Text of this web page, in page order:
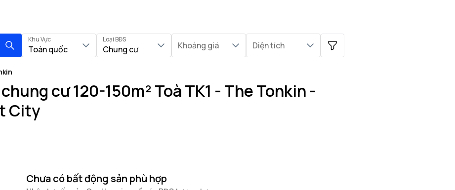
Khu Vực
Toàn quốc
Loại BĐS
Chung cư Khoảng giá Diện tích
cư 120-150m² Toà TK1 - The Tonkin -
City
Chưa có bất động sản phù hợp